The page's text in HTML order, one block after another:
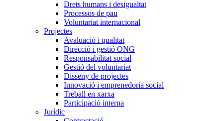
Drets humans i desigualtat
Processos de pau
Voluntariat internacional
Projectes
Avaluació i qualitat
Direcció i gestió ONG
Responsabilitat social
Gestió del voluntariat
Disseny de projectes
Innovació i emprenedoria social
Treball en xarxa
Participació interna
Jurídic